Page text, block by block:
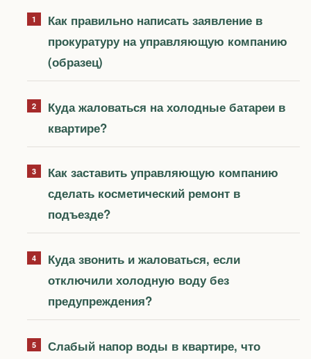
Как правильно написать заявление в
прокуратуру на управляющую компанию
(образец)
Куда жаловаться на холодные батареи в
квартире?
Как заставить управляющую компанию
сделать косметический ремонт в
подъезде?
Куда звонить и жаловаться, если
отключили холодную воду без
предупреждения?
Слабый напор воды в квартире, что